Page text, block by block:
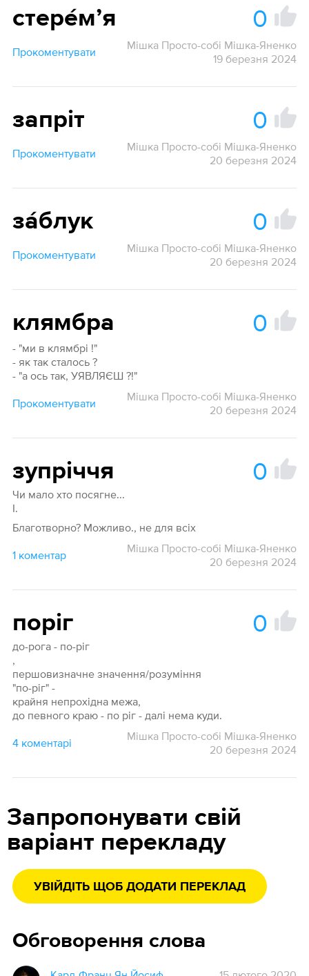
стере́мʼя 0
Прокоментувати
Мішка Просто-собі Мішка-Яненко
19 березня 2024
запріт 0
Прокоментувати
Мішка Просто-собі Мішка-Яненко
20 березня 2024
за́блук 0
Прокоментувати
Мішка Просто-собі Мішка-Яненко
20 березня 2024
клямбра 0
- "ми в клямбрі !"
- як так сталось ?
- "а ось так, УЯВЛЯЄШ ?!"
Прокоментувати
Мішка Просто-собі Мішка-Яненко
20 березня 2024
зупріччя 0
Чи мало хто посягне...
І.
Благотворно? Можливо., не для всіх
1 коментар
Мішка Просто-собі Мішка-Яненко
20 березня 2024
поріг 0
до-рога - по-ріг
,
першовизначне значення/розуміння
"по-ріг" -
крайня непрохідна межа,
до певного краю - по ріг - далі нема куди.
4 коментарі
Мішка Просто-собі Мішка-Яненко
20 березня 2024
Запропонувати свій
варіант перекладу
УВІЙДІТЬ ЩОБ ДОДАТИ ПЕРЕКЛАД
Обговорення слова